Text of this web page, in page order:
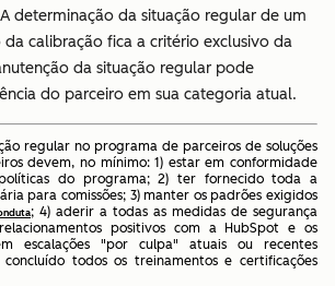
determinação da situação regular de um
calibração fica a critério exclusivo da
da situação regular pode
do parceiro em sua categoria atual.
regular no programa de parceiros de soluções
devem, no mínimo: 1) estar em conformidade
do programa; 2) ter fornecido toda a
para comissões; 3) manter os padrões exigidos
; 4) aderir a todas as medidas de segurança
positivos com a HubSpot e os
escalações "por culpa" atuais ou recentes
todos os treinamentos e certificações